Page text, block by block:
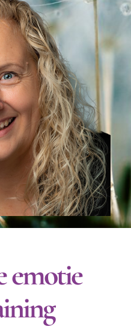
emotie